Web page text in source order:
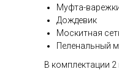
Муфта-
Дождевик
Москитная
Пеленальный
В комплектации 2